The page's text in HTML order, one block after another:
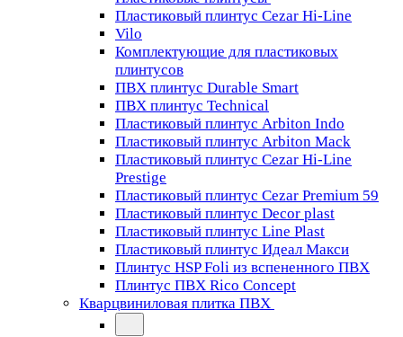
Пластиковый плинтус Cezar Hi-Line
Vilo
Комплектующие для пластиковых
плинтусов
ПВХ плинтус Durable Smart
ПВХ плинтус Technical
Пластиковый плинтус Arbiton Indo
Пластиковый плинтус Arbiton Mack
Пластиковый плинтус Cezar Hi-Line
Prestige
Пластиковый плинтус Cezar Premium 59
Пластиковый плинтус Decor plast
Пластиковый плинтус Line Plast
Пластиковый плинтус Идеал Макси
Плинтус HSP Foli из вспененного ПВХ
Плинтус ПВХ Rico Concept
Кварцвиниловая плитка ПВХ